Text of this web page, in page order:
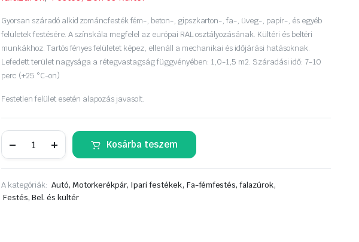
was:
1
890 Ft.
is:
1
590 Ft.
Gyorsan száradó alkid zománcfesték fém-, beton-, gipszkarton-, fa-, üveg-, papír-, és egyéb
felületek festésére. A színskála megfelel az európai RAL osztályozásának. Kültéri és beltéri
munkákhoz. Tartós fényes felületet képez, ellenáll a mechanikai és időjárási hatásoknak.
Lefedett terület nagysága a rétegvastagság függvényében: 1,0-1,5 m2. Száradási idő: 7-10
perc (+25 °C-on)
Festetlen felület esetén alapozás javasolt.
MATT
spray
400ml,
RAL
Kosárba teszem
A kategóriák: Autó, Motorkerékpár, Ipari festékek, Fa-fémfestés, falazúrok,
Festés, Bel. és kültér